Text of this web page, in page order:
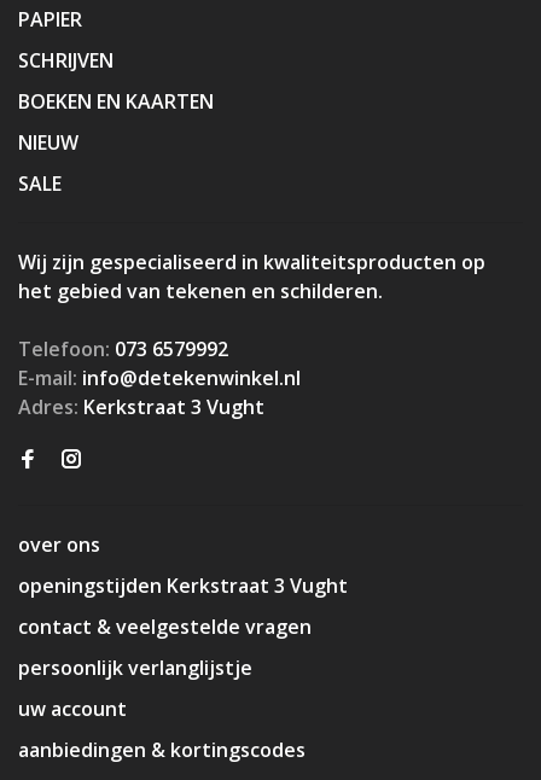
PAPIER
SCHRIJVEN
BOEKEN EN KAARTEN
NIEUW
SALE
Wij zijn gespecialiseerd in kwaliteitsproducten op
het gebied van tekenen en schilderen.
Telefoon: 073 6579992
E-mail: info@detekenwinkel.nl
Adres: Kerkstraat 3 Vught
over ons
openingstijden Kerkstraat 3 Vught
contact & veelgestelde vragen
persoonlijk verlanglijstje
uw account
aanbiedingen & kortingscodes